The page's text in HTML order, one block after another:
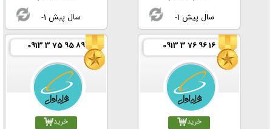
-1 سال پیش -1 سال پیش
0913 3 76 96 16
خرید
0913 3 75 95 89
خرید